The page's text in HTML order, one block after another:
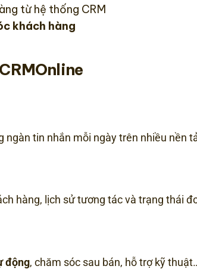
từ hệ thống CRM
khách hàng
tin nhắn mỗi ngày trên nhiều nền
hàng, lịch sử tương tác và trạng thái
động, chăm sóc sau bán, hỗ trợ kỹ